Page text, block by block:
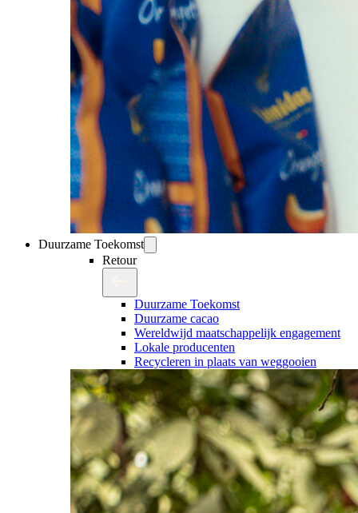
Duurzame Toekomst
Retour
Duurzame Toekomst
Duurzame cacao
Wereldwijd maatschappelijk engagement
Lokale producenten
Recycleren in plaats van weggooien